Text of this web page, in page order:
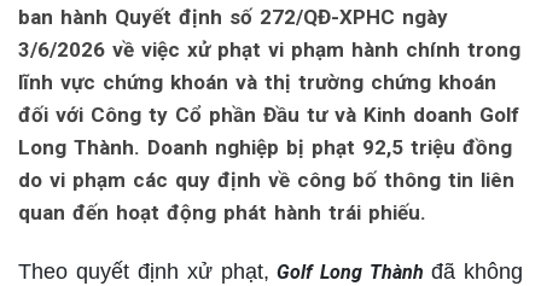
ban hành Quyết định số 272/QĐ-XPHC ngày
3/6/2026 về việc xử phạt vi phạm hành chính trong
lĩnh vực chứng khoán và thị trường chứng khoán
đối với Công ty Cổ phần Đầu tư và Kinh doanh Golf
Long Thành. Doanh nghiệp bị phạt 92,5 triệu đồng
do vi phạm các quy định về công bố thông tin liên
quan đến hoạt động phát hành trái phiếu.
Theo quyết định xử phạt,Golf Long Thànhđã không